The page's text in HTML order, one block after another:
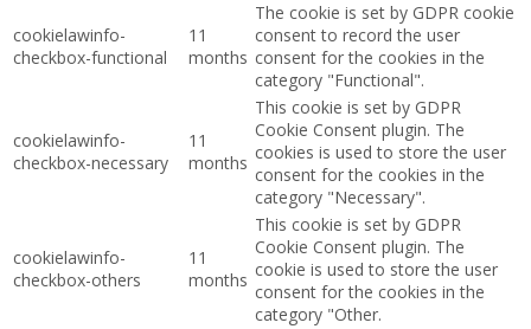
cookielawinfo-
checkbox-functional
11
months
The cookie is set by GDPR cookie
consent to record the user
consent for the cookies in the
category "Functional".
cookielawinfo-
checkbox-necessary
11
months
This cookie is set by GDPR
Cookie Consent plugin. The
cookies is used to store the user
consent for the cookies in the
category "Necessary".
cookielawinfo-
checkbox-others
11
months
This cookie is set by GDPR
Cookie Consent plugin. The
cookie is used to store the user
consent for the cookies in the
category "Other.